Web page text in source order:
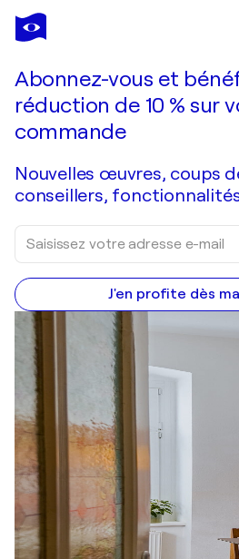
FRANÇOIS PAGÉ
le voleur de bannière
Abonnez-vous et
réduction de 10 % sur
commande
Nouvelles œuvres, coups
conseillers,
J'en profite dès